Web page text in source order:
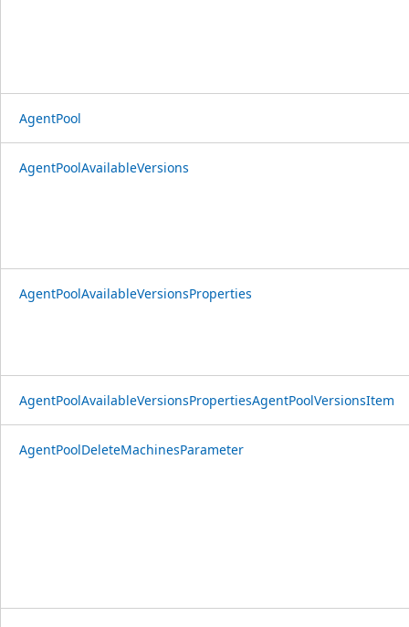
AgentPool
AgentPoolAvailableVersions
AgentPoolAvailableVersionsProperties
AgentPoolAvailableVersionsPropertiesAgentPoolVersionsItem
AgentPoolDeleteMachinesParameter